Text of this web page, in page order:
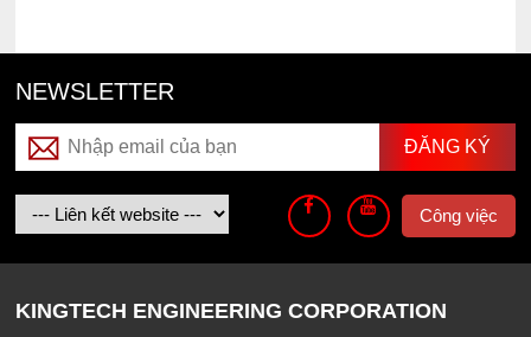
NEWSLETTER
Công việc
KINGTECH ENGINEERING CORPORATION